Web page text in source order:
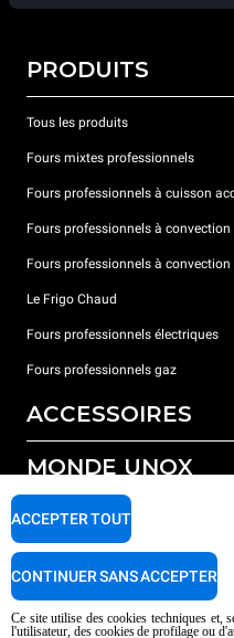
PRODUITS
Tous les produits
Fours mixtes professionnels
Fours professionnels à cuisson
Fours professionnels à
Fours professionnels à convection
Le Frigo Chaud
Fours professionnels électriques
Fours professionnels gaz
ACCESSOIRES
Tous les accessoires
Détergents pour lavage
Détergents pour lavage manuel
Traitement de l'eau avec filtres à
MONDE UNOX
Nos bureaux dans le monde
SUPPORT
Garantie Unox
Ce site utilise des cookies techniques et,
l'utilisateur, des cookies de profilage ou
ACCEPTER TOUT
CONTINUER SANS ACCEPTER